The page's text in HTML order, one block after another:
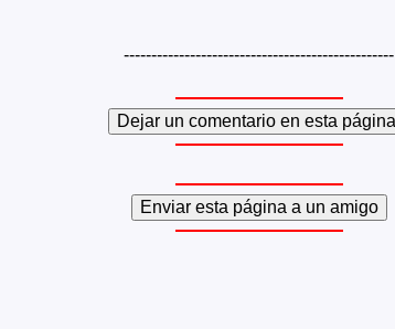
-------------------------------------------------